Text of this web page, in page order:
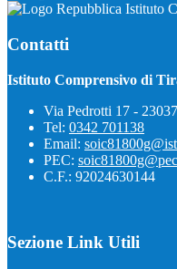
Istituto
Contatti
Istituto Comprensivo di
Via Pedrotti 17 -
Tel: 0342 701138
Email:
PEC:
C.F.: 92024630144
Sezione Link Utili